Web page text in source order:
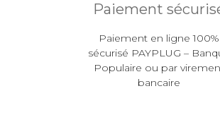
Paiement
Paiement en ligne 100%
sécurisé PAYPLUG –
Populaire ou par
bancaire